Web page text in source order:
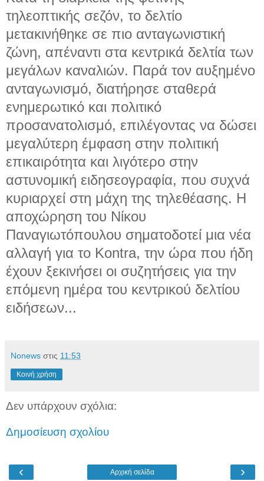
τηλεοπτικής σεζόν, το δελτίο
μετακινήθηκε σε πιο ανταγωνιστική
ζώνη, απέναντι στα κεντρικά δελτία των
μεγάλων καναλιών. Παρά τον αυξημένο
ανταγωνισμό, διατήρησε σταθερά
ενημερωτικό και πολιτικό
προσανατολισμό, επιλέγοντας να δώσει
μεγαλύτερη έμφαση στην πολιτική
επικαιρότητα και λιγότερο στην
αστυνομική ειδησεογραφία, που συχνά
κυριαρχεί στη μάχη της τηλεθέασης. Η
αποχώρηση του Νίκου
Παναγιωτόπουλου σηματοδοτεί μια νέα
αλλαγή για το Kontra, την ώρα που ήδη
έχουν ξεκινήσει οι συζητήσεις για την
επόμενη ημέρα του κεντρικού δελτίου
ειδήσεων...
Νonews στις 11:53
Κοινή χρήση
Δεν υπάρχουν σχόλια:
Δημοσίευση σχολίου
‹ ›
Αρχική σελίδα